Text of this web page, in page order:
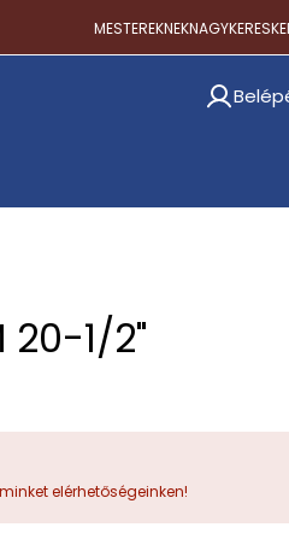
MESTEREKNEK
20-1/2"
elérhetőségeinken!